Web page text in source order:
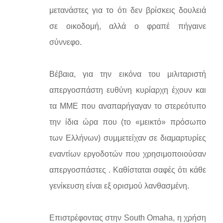
μετανάστες για το ότι δεν βρίσκεις δουλειά
σε οικοδομή, αλλά ο φραπέ πήγαινε
σύννεφο.
Βέβαια, για την εικόνα του μιλιταριστή
απεργοσπάστη ευθύνη κυρίαρχη έχουν και
τα ΜΜΕ που αναπαρήγαγαν το στερεότυπο
την ίδια ώρα που (το «μεικτό» πρόσωπο
των Ελλήνων) συμμετείχαν σε διαμαρτυρίες
εναντίων εργοδοτών που χρησιμοποιούσαν
απεργοσπάστες . Καθίσταται σαφές ότι κάθε
γενίκευση είναι εξ ορισμού λανθασμένη.
Επιστρέφοντας στην South Omaha, η χρήση